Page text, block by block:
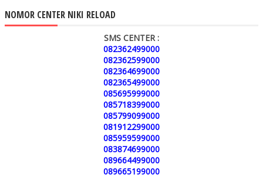
NOMOR CENTER NIKI RELOAD
SMS CENTER :
082362499000
082362599000
082364699000
082365499000
085695999000
085718399000
085799099000
081912299000
085959599000
083874699000
089664499000
089665199000